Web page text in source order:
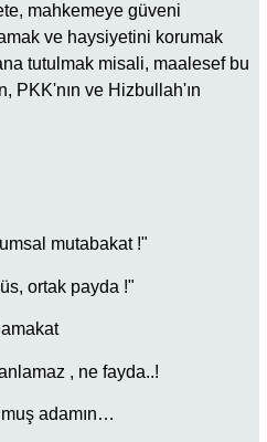
mahkemeye güveni
ve haysiyetini korumak
tutulmak misali, maalesef bu
PKK'nın ve Hizbullah'ın
mutabakat !"
ortak payda !"
, ne fayda..!
adamın…